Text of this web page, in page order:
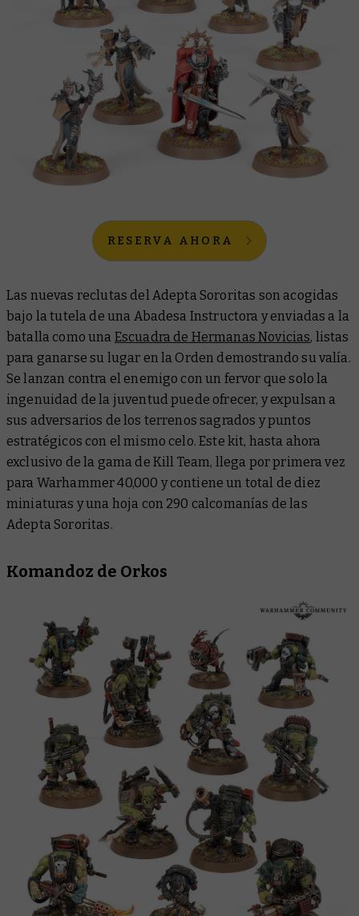
RESERVA AHORA
Las nuevas reclutas del Adepta Sororitas son acogidas
bajo la tutela de una Abadesa Instructora y enviadas a la
batalla como una Escuadra de Hermanas Novicias, listas
para ganarse su lugar en la Orden demostrando su valía.
Se lanzan contra el enemigo con un fervor que solo la
ingenuidad de la juventud puede ofrecer, y expulsan a
sus adversarios de los terrenos sagrados y puntos
estratégicos con el mismo celo. Este kit, hasta ahora
exclusivo de la gama de Kill Team, llega por primera vez
para Warhammer 40,000 y contiene un total de diez
miniaturas y una hoja con 290 calcomanías de las
Adepta Sororitas.
Komandoz de Orkos